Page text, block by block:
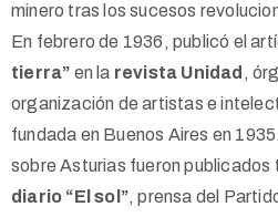
minero tras los sucesos
En febrero de 1936, publicó el
tierra” en la revista Unidad ,
organización de artistas e
fundada en Buenos Aires en
sobre Asturias fueron publicados
diario “El sol”, prensa del